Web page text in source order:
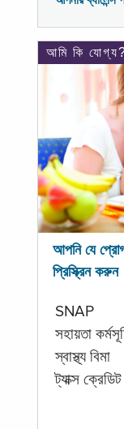
আমি কি
আপনি যে
প্রিস্ক্রিন করুন
SNAP
সহায়তা
স্বাস্থ্য বিমা
ট্যাক্স ক্রেডিট